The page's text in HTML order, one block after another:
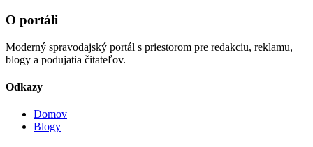
O portáli
Moderný spravodajský portál s priestorom pre redakciu, reklamu,
blogy a podujatia čitateľov.
Odkazy
Domov
Blogy